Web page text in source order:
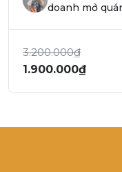
doanh mở
3.200.000₫
1.900.000₫